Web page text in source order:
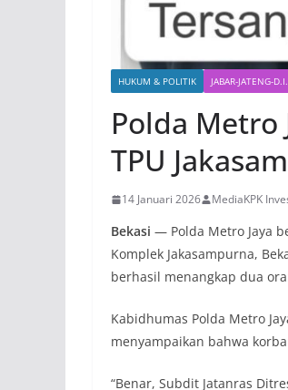
HUKUM & POLITIK JABAR-JATENG-
Polda Metro
TPU
14 Januari 2026 MediaKPK
Bekasi — Polda Metro Jaya
Komplek Jakasampurna,
berhasil menangkap dua
Kabidhumas Polda Metro
menyampaikan bahwa
“Benar, Subdit Jatanras